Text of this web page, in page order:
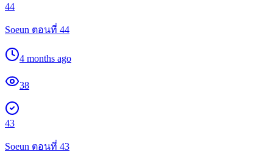
44
Soeun ตอนที่ 44
4 months ago
38
43
Soeun ตอนที่ 43